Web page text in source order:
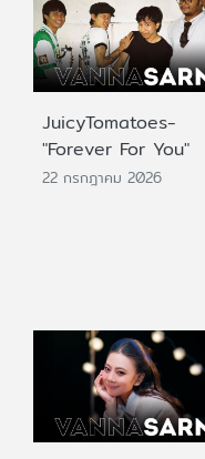
JuicyTomatoes-
"Forever For You"
22 กรกฎาคม 2026